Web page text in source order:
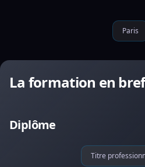
Paris
La formation en bref
Diplôme
Titre